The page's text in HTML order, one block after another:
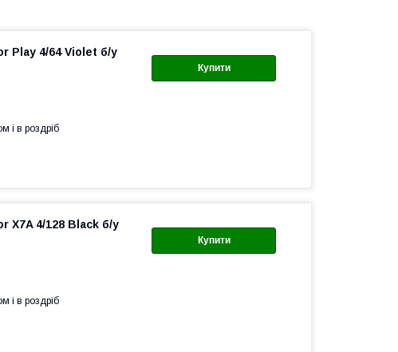
Купити
Play 4/64 Violet б/у
і в роздріб
Купити
X7A 4/128 Black б/у
і в роздріб